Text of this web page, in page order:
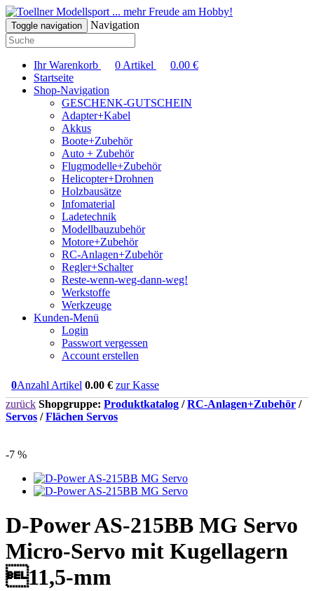
... mehr Freude am Hobby!
Toggle navigation Navigation
Ihr Warenkorb 0 Artikel 0.00 €
Startseite
Shop-Navigation
GESCHENK-GUTSCHEIN
Adapter+Kabel
Akkus
Boote+Zubehör
Auto + Zubehör
Flugmodelle+Zubehör
Helicopter+Drohnen
Holzbausätze
Infomaterial
Ladetechnik
Modellbauzubehör
Motore+Zubehör
RC-Anlagen+Zubehör
Regler+Schalter
Reste-wenn-weg-dann-weg!
Werkstoffe
Werkzeuge
Kunden-Menü
Login
Passwort vergessen
Account erstellen
0Anzahl Artikel 0.00 € zur Kasse
zurück Shopgruppe: Produktkatalog /RC-Anlagen+Zubehör /
Servos /Flächen Servos
-7 %
D-Power AS-215BB MG Servo
Micro-Servo mit Kugellagern
11,5-mm